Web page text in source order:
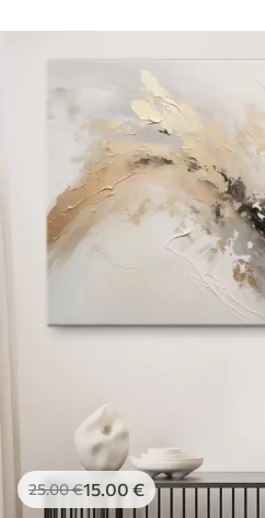
25.00€15.00 €